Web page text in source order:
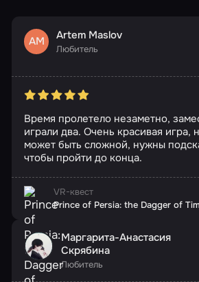
AM Artem Maslov
Любитель
Время пролетело незаметно,
играли два. Очень красивая игра,
может быть сложной, нужны
чтобы пройти до конца.
VR-квест
Prince of Persia: the Dagger of
Маргарита-Анастасия
Скрябина
Любитель